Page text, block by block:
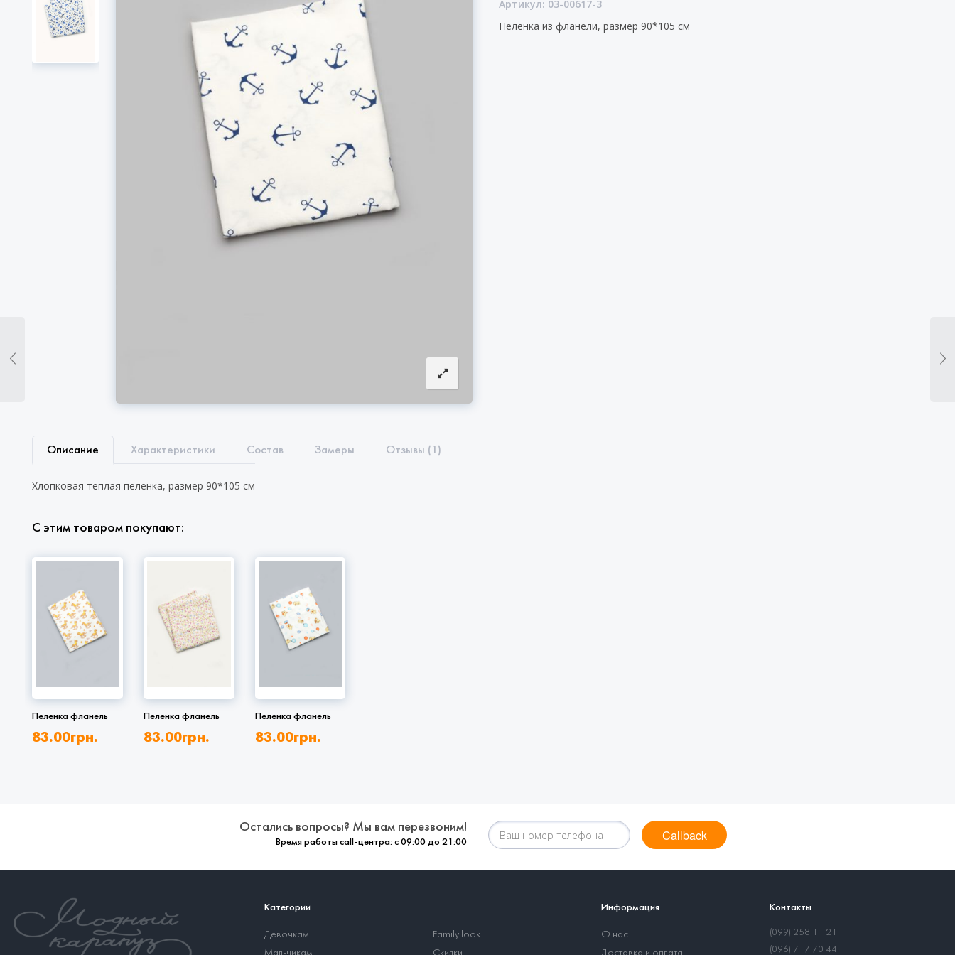
Описание Характеристики Состав Замеры Отзывы (1)
Хлопковая теплая пеленка, размер 90*105 см
С этим товаром покупают:
Пеленка фланель
83.00грн.
Пеленка фланель
83.00грн.
Пеленка фланель
83.00грн.
Артикул: 03-00617-3
Пеленка из фланели, размер 90*105 см
Остались вопросы? Мы вам перезвоним!
Время работы call-центра: с 09:00 до 21:00 Callback
Категории
Девочкам
Family look
Информация
О нас
Контакты
(099) 258 11 21
(096) 717 70 44